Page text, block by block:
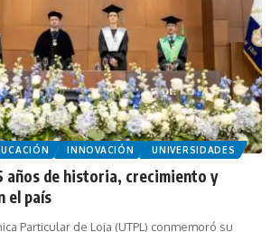
INNOVACIÓN UNIVERSIDADES
años de historia, crecimiento y
el país
Particular de Loja (UTPL) conmemoró su